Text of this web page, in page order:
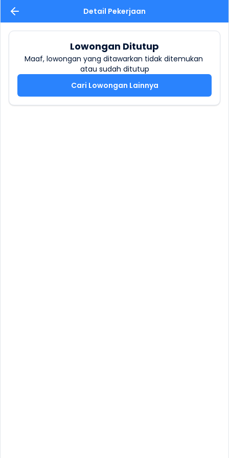
Detail Pekerjaan
Lowongan Ditutup
Maaf, lowongan yang ditawarkan tidak ditemukan
atau sudah ditutup
Cari Lowongan Lainnya